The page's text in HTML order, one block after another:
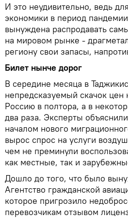
И это неудивительно, ведь
экономики в период
вынуждена распродавать
на мировом рынке -
региону свои запасы,
Билет нынче дорог
В середине месяца в
непредсказуемый скачок цен
Россию в полтора, а в
два раза. Эксперты
началом нового
вырос спрос на услуги
чем не преминули
как местные, так и
Дошло до того, что было
Агентство гражданской
которое пригрозило
перевозчикам отзывом